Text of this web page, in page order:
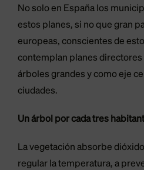
No solo en España los
estos planes, si no que gran
europeas, conscientes de
contemplan planes directores
árboles grandes y como eje
ciudades.
Un árbol por cada tres
La vegetación absorbe
regular la temperatura, a